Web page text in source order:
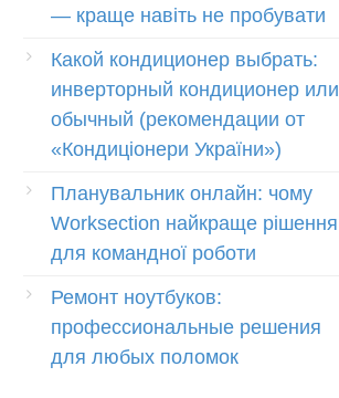
— краще навіть не пробувати
Какой кондиционер выбрать:
инверторный кондиционер или
обычный (рекомендации от
«Кондиціонери України»)
Планувальник онлайн: чому
Worksection найкраще рішення
для командної роботи
Ремонт ноутбуков:
профессиональные решения
для любых поломок